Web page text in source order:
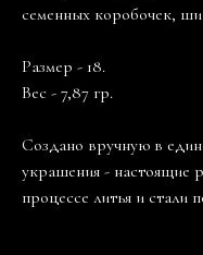
семенных коробочек,
Размер - 18.
Вес - 7,87 гр.
Создано вручную в
украшения - настоящие
процессе литья и стали